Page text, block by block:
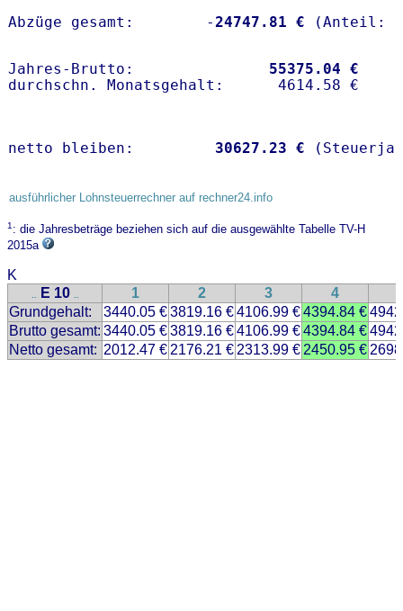
Abzüge gesamt:        -24747.81 €
Jahres-Brutto: 55375.04 €
netto bleiben: 30627.23 €
ausführlicher Lohnsteuerrechner auf rechner24.info
1: die Jahresbeträge beziehen sich auf die ausgewählte Tabelle TV-H
2015a
K
.. E 10 .. 1 2 3 4
Grundgehalt:
3440.05 €3819.16 €4106.99 €4394.84 €
Brutto gesamt: 3440.05 €3819.16 €4106.99 €4394.84 €
Netto gesamt: 2012.47 € 2176.21 € 2313.99 € 2450.95 €